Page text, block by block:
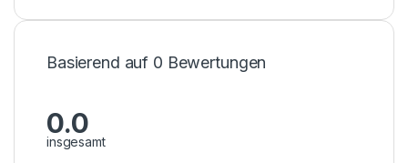
Basierend auf 0 Bewertungen
0.0
insgesamt